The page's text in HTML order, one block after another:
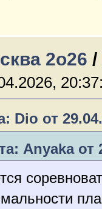
2о26 /
Dio от
Anyaka от